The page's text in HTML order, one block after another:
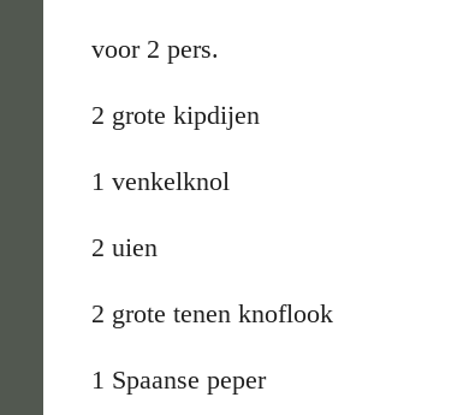
voor 2 pers.
2 grote kipdijen
1 venkelknol
2 uien
2 grote tenen knoflook
1 Spaanse peper